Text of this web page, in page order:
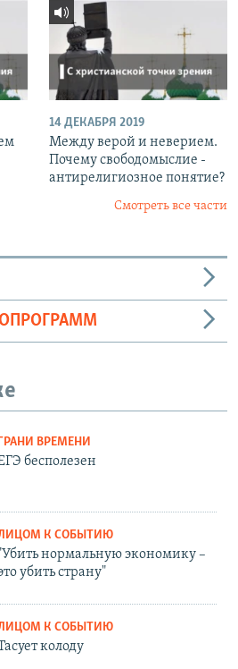
14 ДЕКАБРЯ 2019
Между верой и неверием.
Почему свободомыслие -
антирелигиозное понятие?
Смотреть все части
ГРАНИ ВРЕМЕНИ
бесполезен
К СОБЫТИЮ
нормальную экономику –
убить страну"
К СОБЫТИЮ
колоду